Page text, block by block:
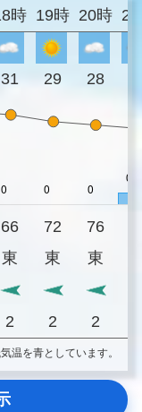
時 19時 20時
31 29 28
66 72 76
東 東 東
2 2 2
温を青としています。